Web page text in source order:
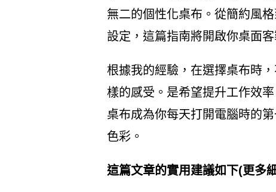
無二的個性化桌布。從簡約風
設定，這篇指南將開啟你桌面
根據我的經驗，在選擇桌布時
樣的感受。是希望提升工作效
桌布成為你每天打開電腦時的
色彩。
這篇文章的實用建議如下(更多